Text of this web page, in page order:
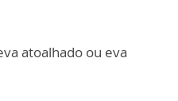
atoalhado ou eva